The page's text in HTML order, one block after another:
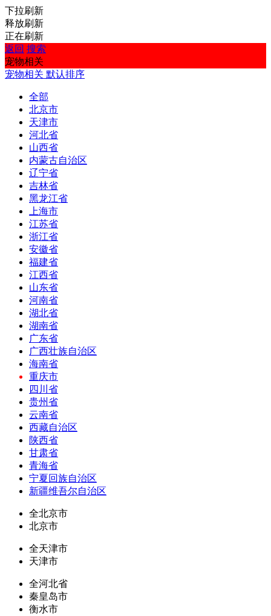
下拉刷新
释放刷新
正在刷新
返回 搜索
宠物相关
宠物相关 默认排序
全部
北京市
天津市
河北省
山西省
内蒙古自治区
辽宁省
吉林省
黑龙江省
上海市
江苏省
浙江省
安徽省
福建省
江西省
山东省
河南省
湖北省
湖南省
广东省
广西壮族自治区
海南省
重庆市
四川省
贵州省
云南省
西藏自治区
陕西省
甘肃省
青海省
宁夏回族自治区
新疆维吾尔自治区
全北京市
北京市
全天津市
天津市
全河北省
秦皇岛市
衡水市